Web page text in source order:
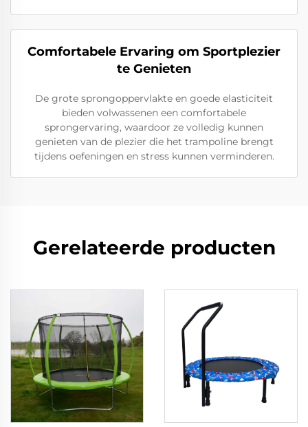
Comfortabele Ervaring om Sportplezier
te Genieten
De grote sprongoppervlakte en goede elasticiteit
bieden volwassenen een comfortabele
sprongervaring, waardoor ze volledig kunnen
genieten van de plezier die het trampoline brengt
tijdens oefeningen en stress kunnen verminderen.
Gerelateerde producten